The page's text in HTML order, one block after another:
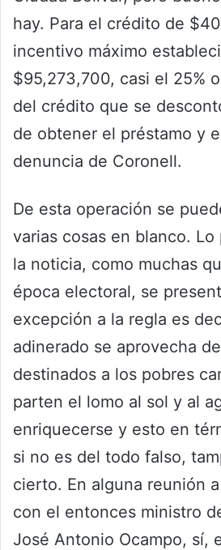
hay. Para el crédito de
incentivo máximo
$95,273,700, casi el 25%
del crédito que se
de obtener el préstamo y
denuncia de Coronell.
De esta operación se
varias cosas en blanco.
la noticia, como muchas
época electoral, se
excepción a la regla es
adinerado se aprovecha
destinados a los pobres
parten el lomo al sol y al
enriquecerse y esto en
si no es del todo falso,
cierto. En alguna reunión
con el entonces ministro
José Antonio Ocampo, sí,